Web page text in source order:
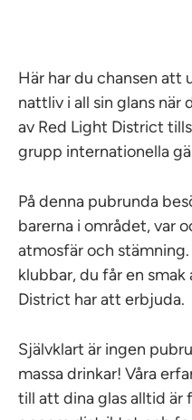
Här har du chansen att
nattliv i all sin glans
av Red Light District
grupp internationella
På denna pubrunda
barerna i området, var
atmosfär och
klubbar, du får en smak
District har att erbjuda.
Självklart är ingen
massa drinkar! Våra
till att dina glas alltid är